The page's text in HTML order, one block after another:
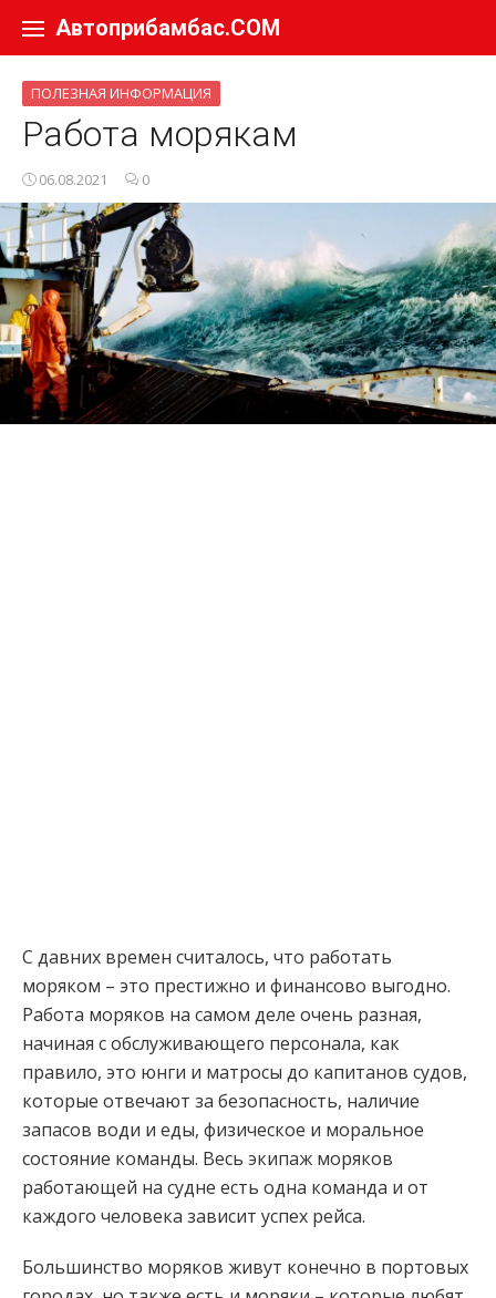
Автоприбамбас.COM
ПОЛЕЗНАЯ ИНФОРМАЦИЯ
Работа морякам
06.08.2021 0
С давних времен считалось, что работать
моряком – это престижно и финансово выгодно.
Работа моряков на самом деле очень разная,
начиная с обслуживающего персонала, как
правило, это юнги и матросы до капитанов судов,
которые отвечают за безопасность, наличие
запасов води и еды, физическое и моральное
состояние команды. Весь экипаж моряков
работающей на судне есть одна команда и от
каждого человека зависит успех рейса.
Большинство моряков живут конечно в портовых